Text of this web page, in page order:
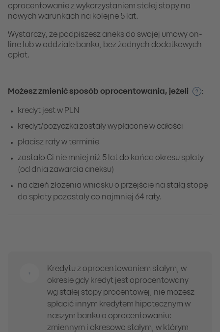
oprocentowanie z wykorzystaniem stałej stopy na
nowych warunkach na kolejne 5 lat.
Wystarczy, że podpiszesz aneks do swojej umowy on-
line lub w oddziale banku, bez żadnych dodatkowych
opłat.
Możesz zmienić sposób oprocentowania, jeżeli ? :
kredyt jest w PLN
kredyt/pożyczka zostały wypłacone w całości
płacisz raty w terminie
zostało Ci nie mniej niż 5 lat do końca okresu spłaty
(od dnia zawarcia aneksu)
na dzień złożenia wniosku o przejście na stałą stopę
do spłaty pozostały co najmniej 64 raty.
Kredytu z oprocentowaniem stałym, w
okresie gdy kredyt jest oprocentowany
wg stałej stopy procentowej, nie możesz
spłacić innym kredytem hipotecznym w
naszym banku o oprocentowaniu:
zmiennym i okresowo stałym, w którym